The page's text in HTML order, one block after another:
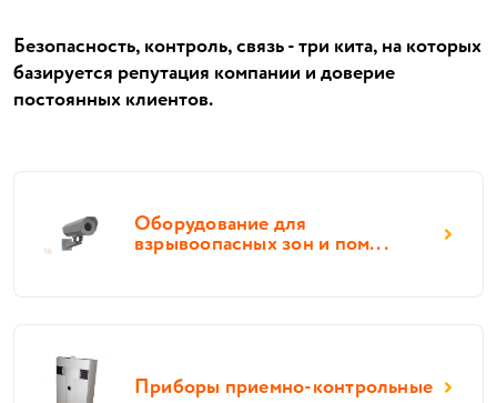
Безопасность, контроль, связь - три кита, на которых
базируется репутация компании и доверие
постоянных клиентов.
Оборудование для
взрывоопасных зон и пом...
Приборы приемно-контрольные